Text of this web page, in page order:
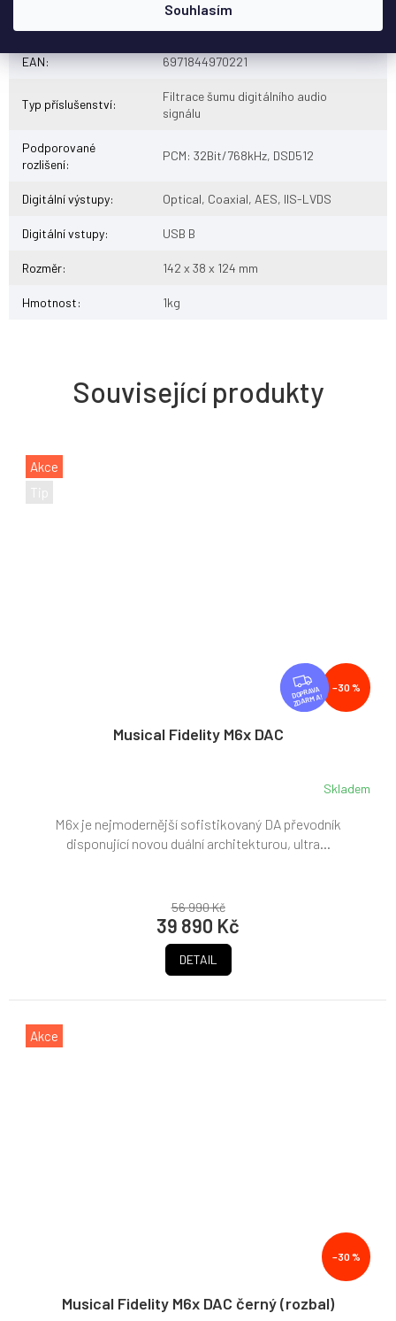
Souhlasím
Související produkty
Akce
Tip
Z
D
A
ZDARMA
–30 %
Musical Fidelity M6x DAC
Skladem
56 990 Kč
39 890 Kč
DETAIL
M6x je nejmodernější sofistikovaný DA převodník
disponující novou duální architekturou, ultra...
Akce
–30 %
Musical Fidelity M6x DAC černý (rozbal)
EAN: 6971844970221
Typ příslušenství:
Filtrace šumu digitálního audio
signálu
Podporované
rozlišení:
PCM: 32Bit/768kHz, DSD512
Digitální výstupy: Optical, Coaxial, AES, IIS-LVDS
Digitální vstupy: USB B
Rozměr: 142 x 38 x 124 mm
Hmotnost: 1kg